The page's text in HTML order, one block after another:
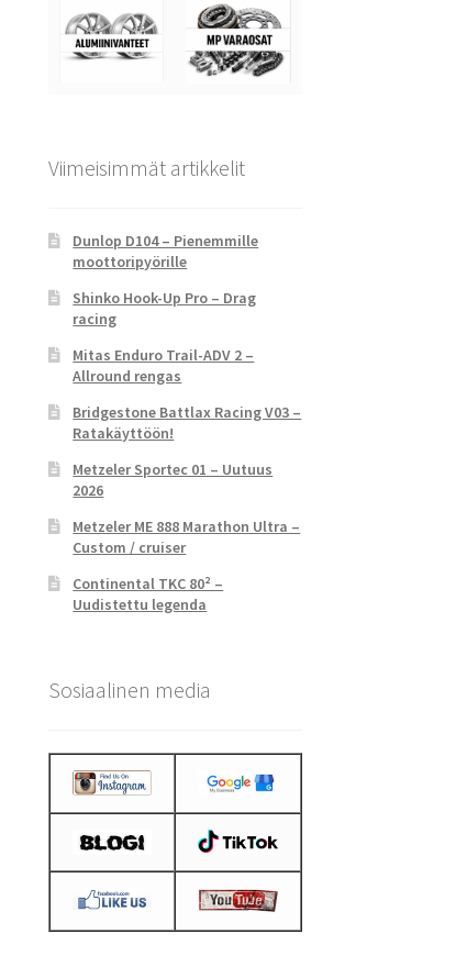
Viimeisimmät artikkelit
Dunlop D104 – Pienemmille
moottoripyörille
Shinko Hook-Up Pro – Drag
racing
Mitas Enduro Trail-ADV 2 –
Allround rengas
Bridgestone Battlax Racing V03 –
Ratakäyttöön!
Metzeler Sportec 01 – Uutuus
2026
Metzeler ME 888 Marathon Ultra –
Custom / cruiser
Continental TKC 80² –
Uudistettu legenda
Sosiaalinen media